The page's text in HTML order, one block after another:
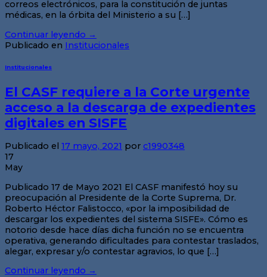
correos electrónicos, para la constitución de juntas
médicas, en la órbita del Ministerio a su […]
Continuar leyendo →
Publicado en Institucionales
Institucionales
El CASF requiere a la Corte urgente
acceso a la descarga de expedientes
digitales en SISFE
Publicado el 17 mayo, 2021 por c1990348
17
May
Publicado 17 de Mayo 2021 El CASF manifestó hoy su
preocupación al Presidente de la Corte Suprema, Dr.
Roberto Héctor Falistocco, «por la imposibilidad de
descargar los expedientes del sistema SISFE». Cómo es
notorio desde hace días dicha función no se encuentra
operativa, generando dificultades para contestar traslados,
alegar, expresar y/o contestar agravios, lo que […]
Continuar leyendo →